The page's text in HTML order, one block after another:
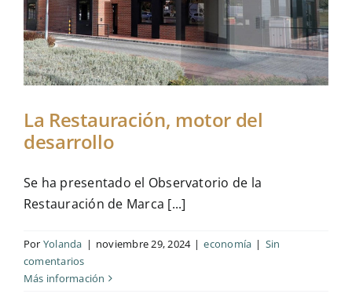
Servicios
Referencias
Noticias
Quiénes somos
La Restauración, motor del
desarrollo
Se ha presentado el Observatorio de la
Restauración de Marca [...]
Por Yolanda | noviembre 29, 2024 | economía | Sin
comentarios
Más información